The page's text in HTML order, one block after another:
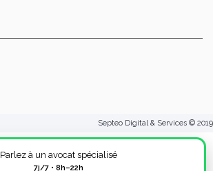
Parlez à un avocat spécialisé
7j/7 • 8h–22h
Septeo Digital & Services © 2019